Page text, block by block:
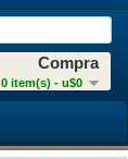
Compra
0 item(s) - u$0